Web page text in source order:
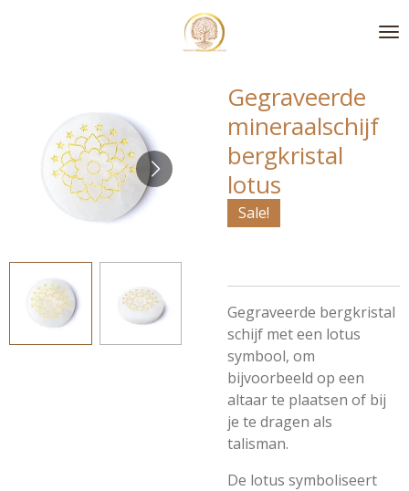
Gegraveerde
mineraalschijf
bergkristal
lotus
Sale!
Gegraveerde bergkristal
schijf met een lotus
symbool, om
bijvoorbeeld op een
altaar te plaatsen of bij
je te dragen als
talisman.
De lotus symboliseert